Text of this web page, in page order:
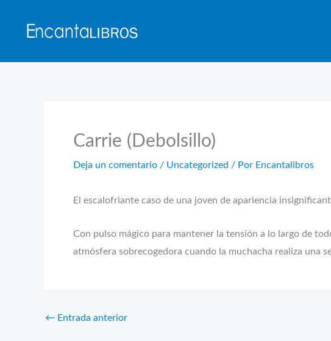
Carrie (Debolsillo)
Deja un comentario / Uncategorized / Por Encantalibros
El escalofriante caso de una joven de apariencia
Con pulso mágico para mantener la tensión a lo largo de
atmósfera sobrecogedora cuando la muchacha realiza una
← Entrada anterior